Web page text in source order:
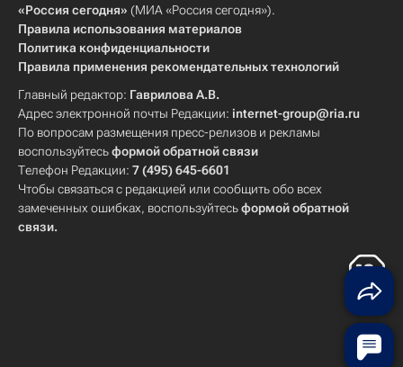
«Россия сегодня» (МИА «Россия сегодня»).
Правила использования материалов
Политика конфиденциальности
Правила применения рекомендательных технологий
Главный редактор: Гаврилова А.В.
Адрес электронной почты Редакции: internet-group@ria.ru
По вопросам размещения пресс-релизов и рекламы
воспользуйтесьформой обратной связи
Телефон Редакции: 7 (495) 645-6601
Чтобы связаться с редакцией или сообщить обо всех
замеченных ошибках, воспользуйтесьформой обратной
связи.